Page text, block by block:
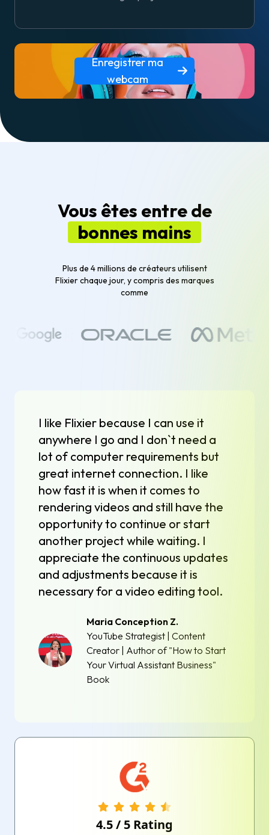
Enregistrer ma
webcam
Vous êtes entre de
bonnes mains
Plus de 4 millions de créateurs utilisent
Flixier chaque jour, y compris des marques
comme
I like Flixier because I can use it
anywhere I go and I don`t need a
lot of computer requirements but
great internet connection. I like
how fast it is when it comes to
rendering videos and still have the
opportunity to continue or start
another project while waiting. I
appreciate the continuous updates
and adjustments because it is
necessary for a video editing tool.
Maria Conception Z.
YouTube Strategist | Content
Creator | Author of "How to Start
Your Virtual Assistant Business"
Book
4.5/ 5 Rating